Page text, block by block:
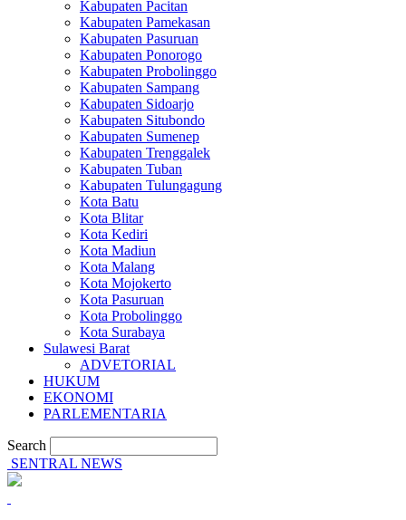
Kabupaten Pacitan
Kabupaten Pamekasan
Kabupaten Pasuruan
Kabupaten Ponorogo
Kabupaten Probolinggo
Kabupaten Sampang
Kabupaten Sidoarjo
Kabupaten Situbondo
Kabupaten Sumenep
Kabupaten Trenggalek
Kabupaten Tuban
Kabupaten Tulungagung
Kota Batu
Kota Blitar
Kota Kediri
Kota Madiun
Kota Malang
Kota Mojokerto
Kota Pasuruan
Kota Probolinggo
Kota Surabaya
Sulawesi Barat
ADVETORIAL
HUKUM
EKONOMI
PARLEMENTARIA
Search
SENTRAL NEWS